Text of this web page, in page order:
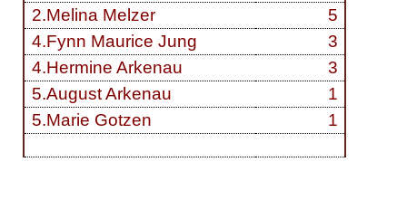
2.Melina Melzer
5
4.Fynn Maurice Jung
3
4.Hermine Arkenau
3
5.August Arkenau
1
5.Marie Gotzen
1